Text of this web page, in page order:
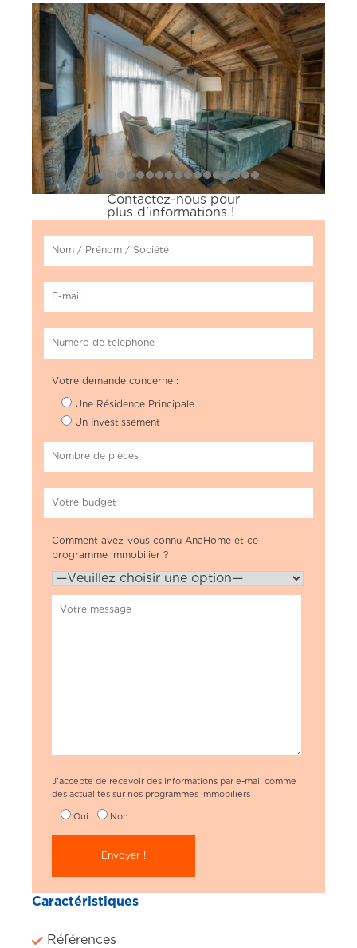
Contactez-nous pour
plus d'informations !
Votre demande concerne :
Une Résidence Principale
Un Investissement
Comment avez-vous connu AnaHome et ce
programme immobilier ?
J’accepte de recevoir des informations par e-mail comme
des actualités sur nos programmes immobiliers
Oui Non
Caractéristiques
Références